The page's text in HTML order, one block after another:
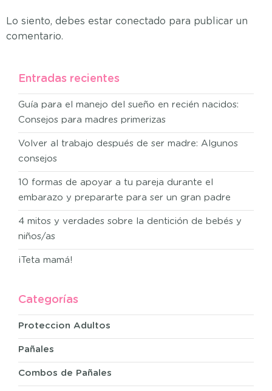
Lo siento, debes estar conectado para publicar un
comentario.
Entradas recientes
Guía para el manejo del sueño en recién nacidos:
Consejos para madres primerizas
Volver al trabajo después de ser madre: Algunos
consejos
10 formas de apoyar a tu pareja durante el
embarazo y prepararte para ser un gran padre
4 mitos y verdades sobre la dentición de bebés y
niños/as
¡Teta mamá!
Categorías
Proteccion Adultos
Pañales
Combos de Pañales